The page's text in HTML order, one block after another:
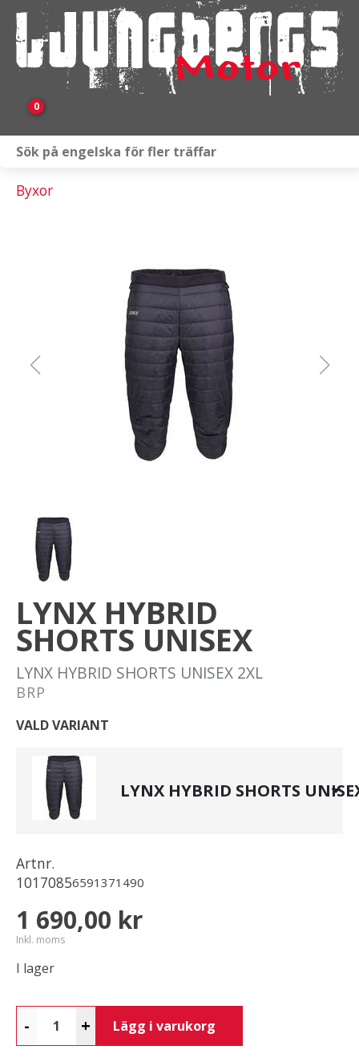
0
Släpvagnar & Skylift
Byxor
LYNX HYBRID
SHORTS UNISEX
LYNX HYBRID SHORTS UNISEX 2XL
BRP
VALD VARIANT
LYNX HYBRID SHORTS
Artnr.
10170856591371490
1 690,00 kr
Inkl. moms
I lager
- + Lägg i varukorg